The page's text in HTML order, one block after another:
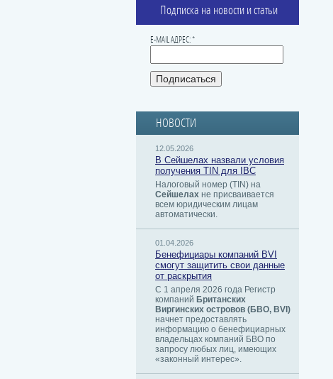
Подписка на новости и статьи
E-MAIL АДРЕС: *
НОВОСТИ
12.05.2026
В Сейшелах назвали условия
получения TIN для IBC
Налоговый номер (TIN) на
Сейшелах не присваивается
всем юридическим лицам
автоматически.
01.04.2026
Бенефициары компаний BVI
смогут защитить свои данные
от раскрытия
С 1 апреля 2026 года Регистр
компаний Британских
Виргинских островов (БВО, BVI)
начнет предоставлять
информацию о бенефициарных
владельцах компаний БВО по
запросу любых лиц, имеющих
«законный интерес».